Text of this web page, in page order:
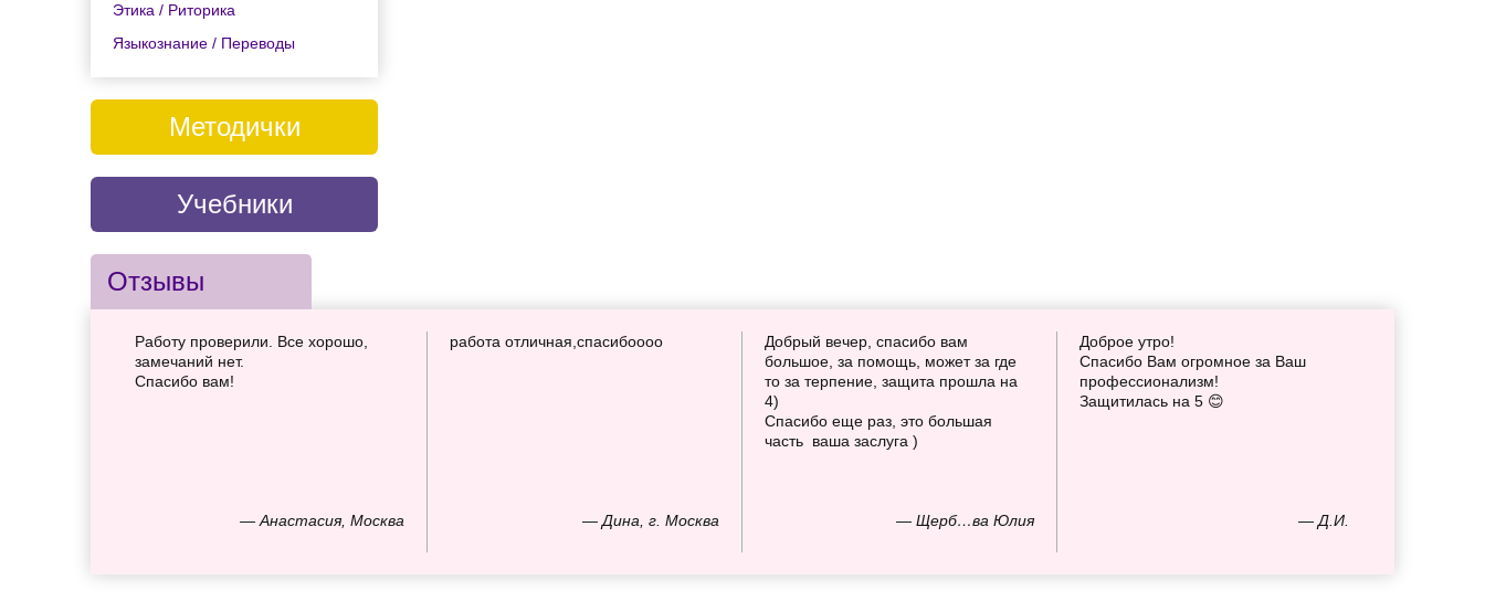
Этика / Риторика
Языкознание / Переводы
Методички
Учебники
Отзывы
— Анастасия, Москва
Работу проверили. Все хорошо,
замечаний нет.
Спасибо вам!
— Дина, г. Москва
работа отличная,спасибоооо
— Щерб…ва Юлия
Добрый вечер, спасибо вам
большое, за помощь, может за где
то за терпение, защита прошла на
4)
Спасибо еще раз, это большая
часть ваша заслуга )
— Д.И.
Доброе утро!
Спасибо Вам огромное за Ваш
профессионализм!
Защитилась на 5 😊